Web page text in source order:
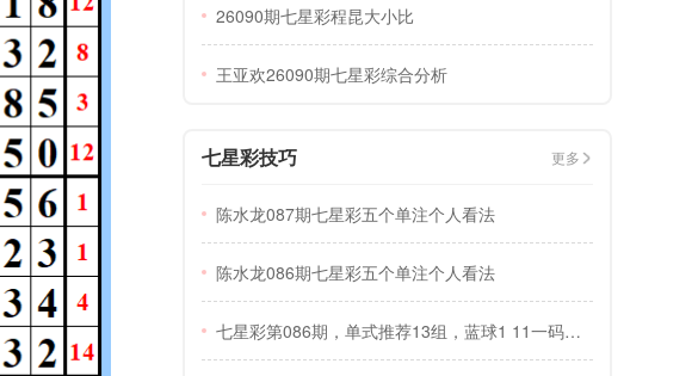
26090期七星彩程昆大小比
王亚欢26090期七星彩综合分析
七星彩技巧 更多
陈水龙087期七星彩五个单注个人看法
陈水龙086期七星彩五个单注个人看法
七星彩第086期，单式推荐13组，蓝球1 11一码定蓝球1